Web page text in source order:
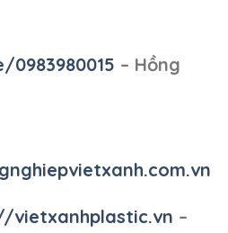
– Hồng
vietxanhplastic.vn –